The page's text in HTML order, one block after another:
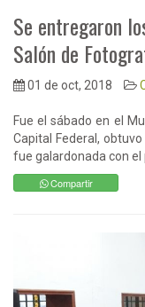
Se entregaron
Salón de
01 de oct, 2018
Fue el sábado en el
Capital Federal,
fue galardonada con el
Compartir